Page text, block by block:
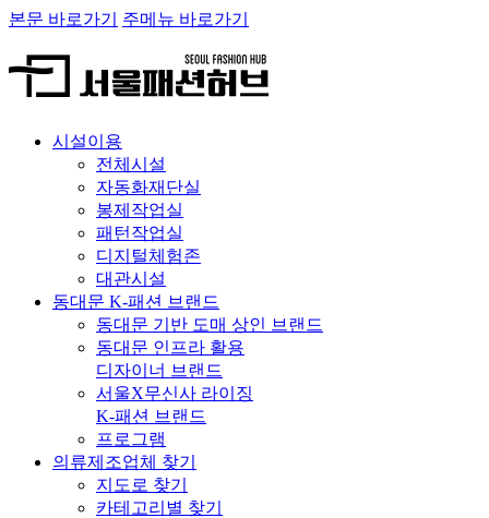
본문 바로가기 주메뉴 바로가기
시설이용
전체시설
자동화재단실
봉제작업실
패턴작업실
디지털체험존
대관시설
동대문 K-패션 브랜드
동대문 기반 도매 상인 브랜드
동대문 인프라 활용
디자이너 브랜드
서울X무신사 라이징
K-패션 브랜드
프로그램
의류제조업체 찾기
지도로 찾기
카테고리별 찾기